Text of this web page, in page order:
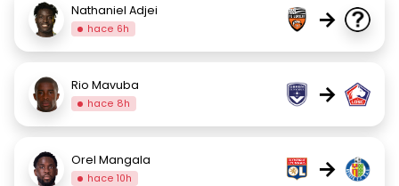
Nathaniel Adjei
hace 6h →
Rio Mavuba
hace 8h →
Orel Mangala
hace 10h →